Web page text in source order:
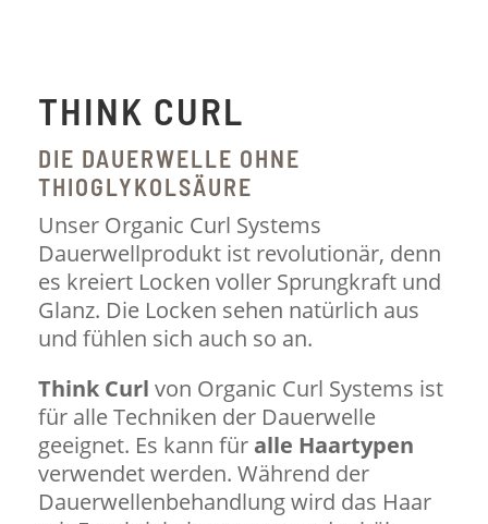
THINK CURL
DIE DAUERWELLE OHNE
THIOGLYKOLSÄURE
Unser Organic Curl Systems
Dauerwellprodukt ist revolutionär, denn
es kreiert Locken voller Sprungkraft und
Glanz. Die Locken sehen natürlich aus
und fühlen sich auch so an.
Think Curl von Organic Curl Systems ist
für alle Techniken der Dauerwelle
geeignet. Es kann für alle Haartypen
verwendet werden. Während der
Dauerwellenbehandlung wird das Haar